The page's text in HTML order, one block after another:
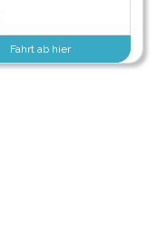
Fahrt ab hier